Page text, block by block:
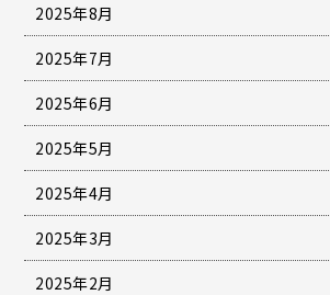
2025年8月
2025年7月
2025年6月
2025年5月
2025年4月
2025年3月
2025年2月